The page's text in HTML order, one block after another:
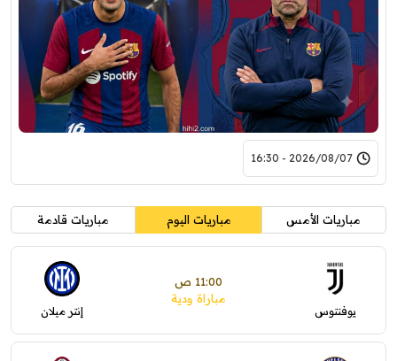
2026/08/07 - 16:30
مباريات الأمس مباريات اليوم مباريات قادمة
يوفنتوس
11:00 ص
مباراة ودية
إنتر ميلان